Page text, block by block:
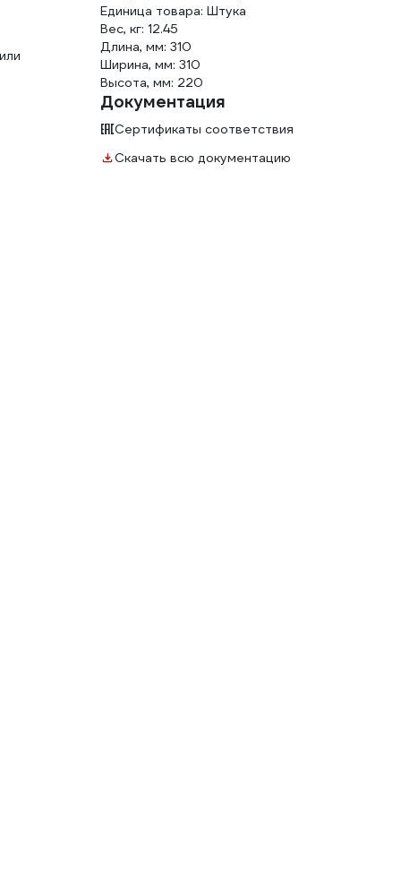
Единица товара: Штука
Вес, кг: 12.45
Длина, мм: 310
Ширина, мм: 310
Высота, мм: 220
Документация
Сертификаты соответствия
Скачать всю документацию